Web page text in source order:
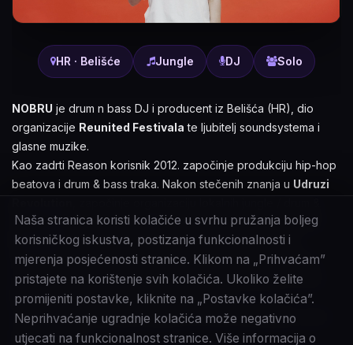
HR · Belišće Jungle DJ Solo
NOBRU je drum n bass DJ i producent iz Belišća (HR), dio
organizacije Reunited Festivala te ljubitelj soundsystema i
glasne muzike.
Kao zadrti Reason korisnik 2012. započinje produkciju hip-hop
beatova i drum & bass traka. Nakon stečenih znanja u Udruzi
bass partija sa svojim prijateljima. Nedugo zatim postaje član
Revolt Dj'skolektiva iz Valpova. Vrtio na razno raznim
festivalima poput Exita, Reuniteda, Membraina, Ferragosta i
eventima ekipa poput Vubass, Koturaljke, Loopjunkies, Dirty
Beatz, Drop Sensei, Uk Train, Bassovanye...
2016. godine započinje projekt pod imenomSTO40za dub i
dubstep zvuk.
Naša stranica koristi kolačiće u svrhu pružanja boljeg
korisničkog iskustva, postizanja funkcionalnosti i
mjerenja posjećenosti stranice. Klikom na „Prihvaćam”
pristajete na korištenje svih kolačića. Ukoliko želite
promijeniti postavke, kliknite na „Postavke kolačića”.
Neprihvaćanje ugradnje kolačića može negativno
utjecati na funkcionalnost stranice. Više informacija o